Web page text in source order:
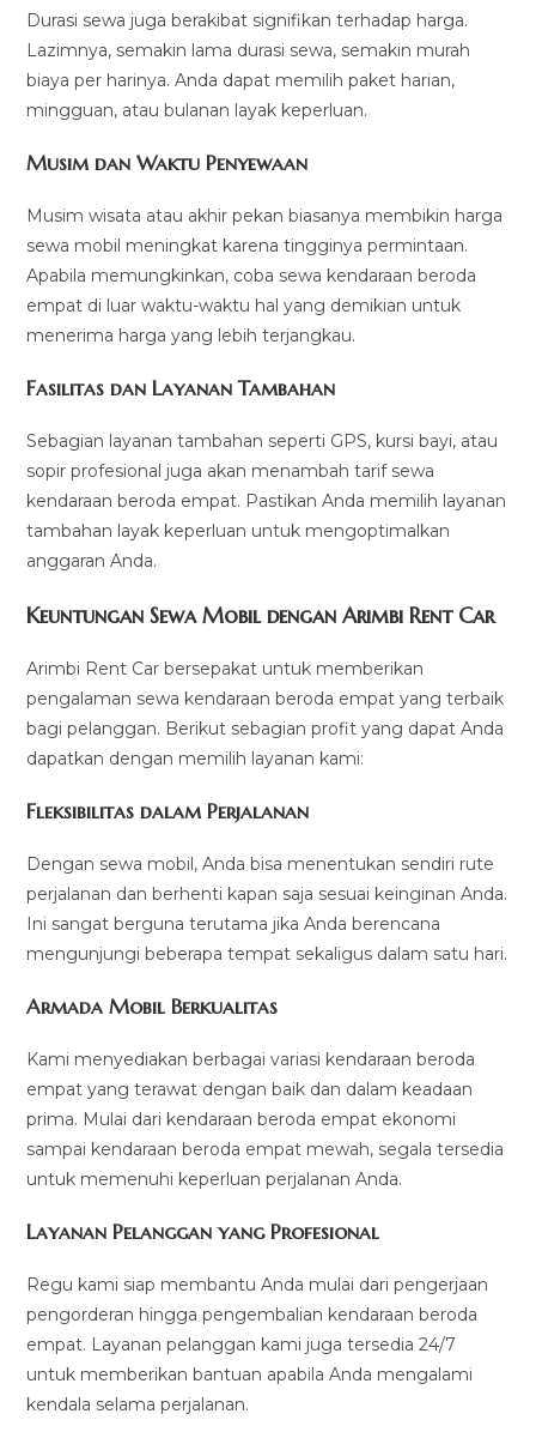
Durasi sewa juga berakibat signifikan terhadap harga.
Lazimnya, semakin lama durasi sewa, semakin murah
biaya per harinya. Anda dapat memilih paket harian,
mingguan, atau bulanan layak keperluan.
Musim dan Waktu Penyewaan
Musim wisata atau akhir pekan biasanya membikin harga
sewa mobil meningkat karena tingginya permintaan.
Apabila memungkinkan, coba sewa kendaraan beroda
empat di luar waktu-waktu hal yang demikian untuk
menerima harga yang lebih terjangkau.
Fasilitas dan Layanan Tambahan
Sebagian layanan tambahan seperti GPS, kursi bayi, atau
sopir profesional juga akan menambah tarif sewa
kendaraan beroda empat. Pastikan Anda memilih layanan
tambahan layak keperluan untuk mengoptimalkan
anggaran Anda.
Keuntungan Sewa Mobil dengan Arimbi Rent Car
Arimbi Rent Car bersepakat untuk memberikan
pengalaman sewa kendaraan beroda empat yang terbaik
bagi pelanggan. Berikut sebagian profit yang dapat Anda
dapatkan dengan memilih layanan kami:
Fleksibilitas dalam Perjalanan
Dengan sewa mobil, Anda bisa menentukan sendiri rute
perjalanan dan berhenti kapan saja sesuai keinginan Anda.
Ini sangat berguna terutama jika Anda berencana
mengunjungi beberapa tempat sekaligus dalam satu hari.
Armada Mobil Berkualitas
Kami menyediakan berbagai variasi kendaraan beroda
empat yang terawat dengan baik dan dalam keadaan
prima. Mulai dari kendaraan beroda empat ekonomi
sampai kendaraan beroda empat mewah, segala tersedia
untuk memenuhi keperluan perjalanan Anda.
Layanan Pelanggan yang Profesional
Regu kami siap membantu Anda mulai dari pengerjaan
pengorderan hingga pengembalian kendaraan beroda
empat. Layanan pelanggan kami juga tersedia 24/7
untuk memberikan bantuan apabila Anda mengalami
kendala selama perjalanan.